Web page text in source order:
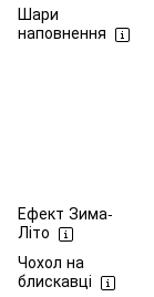
Шари
наповнення
Ефект Зима-
Літо
Чохол на
блискавці